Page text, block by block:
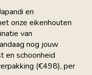
en
onze eikenhouten
van
nog jouw
en schoonheid
(€498), per